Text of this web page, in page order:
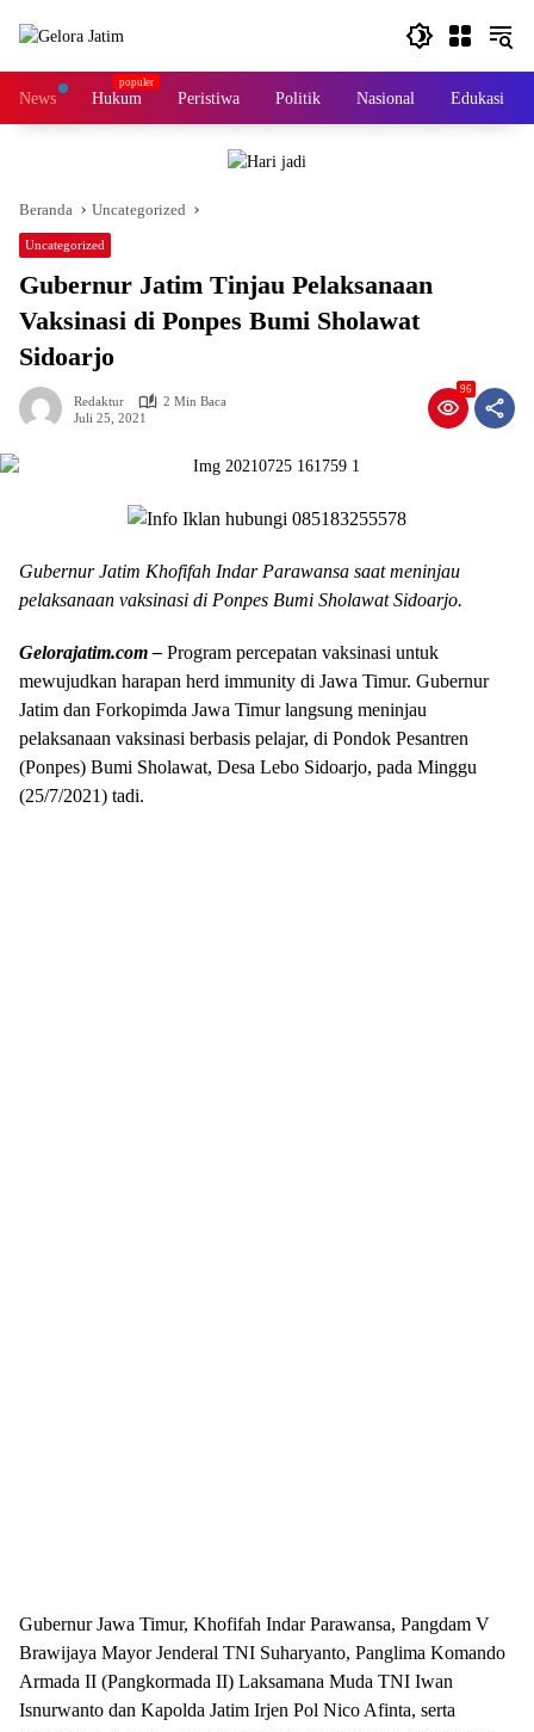
News Hukum Peristiwa Politik Nasional Edukasi
Beranda Uncategorized
Uncategorized
Gubernur Jatim Tinjau Pelaksanaan
Vaksinasi di Ponpes Bumi Sholawat
Sidoarjo
Redaktur
2 Min Baca
Juli 25, 2021
96
Gubernur Jatim Khofifah Indar Parawansa saat meninjau
pelaksanaan vaksinasi di Ponpes Bumi Sholawat Sidoarjo.
Gelorajatim.com – Program percepatan vaksinasi untuk
mewujudkan harapan herd immunity di Jawa Timur. Gubernur
Jatim dan Forkopimda Jawa Timur langsung meninjau
pelaksanaan vaksinasi berbasis pelajar, di Pondok Pesantren
(Ponpes) Bumi Sholawat, Desa Lebo Sidoarjo, pada Minggu
(25/7/2021) tadi.
Gubernur Jawa Timur, Khofifah Indar Parawansa, Pangdam V
Brawijaya Mayor Jenderal TNI Suharyanto, Panglima Komando
Armada II (Pangkormada II) Laksamana Muda TNI Iwan
Isnurwanto dan Kapolda Jatim Irjen Pol Nico Afinta, serta